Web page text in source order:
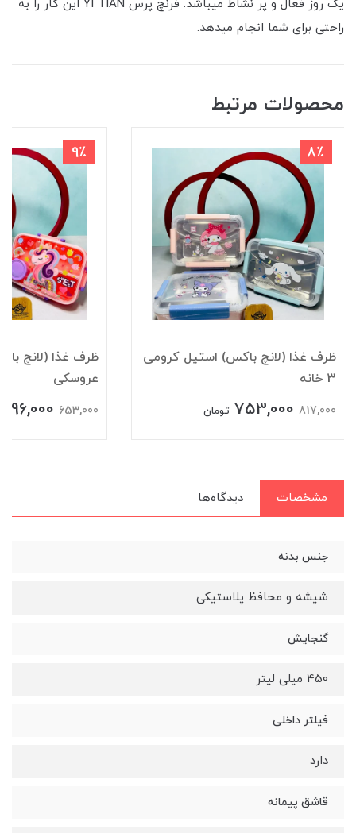
یک روز فعال و پر نشاط میباشد. فرنچ پرس YI TIAN این کار را به
راحتی برای شما انجام میدهد.
محصولات مرتبط
8٪
ظرف غذا (لانچ باکس) استیل کرومی
3 خانه
817,000
753,000 تومان
9٪
ظرف غذا (لانچ
عروسکی
653,000
596,000
مشخصات دیدگاه‌ها
جنس بدنه
شیشه و محافظ پلاستیکی
گنجایش
450 میلی لیتر
فیلتر داخلی
دارد
قاشق پیمانه